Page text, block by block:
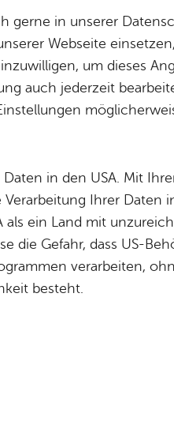
Bil­der
der Ort­schaft
der
Fil­ter lö­schen
gerne in unserer
Webseite
um dieses
auch jederzeit
in den USA. Mit
Ihrer Daten
als ein Land mit
die Gefahr, dass US-
verarbeiten,
besteht.